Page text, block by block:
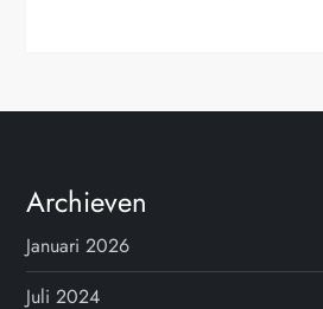
Archieven
Januari 2026
Juli 2024